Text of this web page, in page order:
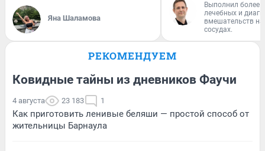
Яна Шаламова
Выполнил более
лечебных и
вмешательств на
сосудах.
РЕКОМЕНДУЕМ
Ковидные тайны из дневников Фаучи
4 августа 23 183 1
Как приготовить ленивые беляши — простой способ от
жительницы Барнаула